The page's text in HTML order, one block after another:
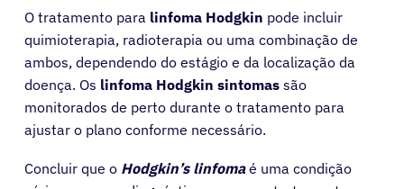
O tratamento para linfoma Hodgkin pode incluir
quimioterapia, radioterapia ou uma combinação de
ambos, dependendo do estágio e da localização da
doença. Os linfoma Hodgkin sintomas são
monitorados de perto durante o tratamento para
ajustar o plano conforme necessário.
Concluir que o Hodgkin’s linfomaé uma condição